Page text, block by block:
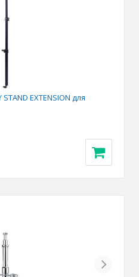
EXTENSION для
Next